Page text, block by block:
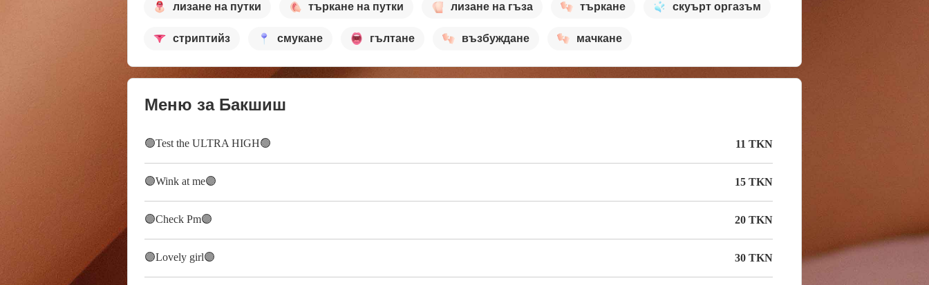
лизане на путки търкане на путки лизане на гъза търкане скуърт оргазъм
стриптийз смукане гълтане възбуждане мачкане
Меню за Бакшиш
🟢Test the ULTRA HIGH🟢 11 TKN
🟣Wink at me🟣 15 TKN
🟣Check Pm🟣 20 TKN
🟣Lovely girl🟣 30 TKN